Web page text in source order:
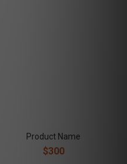
Product Name
$300